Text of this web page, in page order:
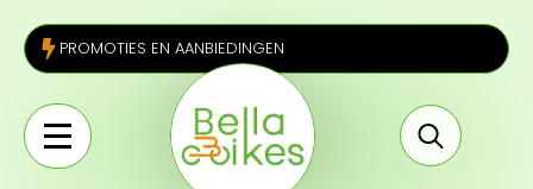
PROMOTIES EN AANBIEDINGEN